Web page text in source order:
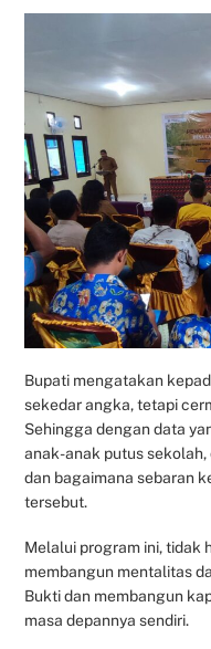
Bupati mengatakan
sekedar angka, tetapi
Sehingga dengan data
anak-anak putus
dan bagaimana sebaran
tersebut.
Melalui program ini, tidak
membangun mentalitas
Bukti dan membangun
masa depannya sendiri.